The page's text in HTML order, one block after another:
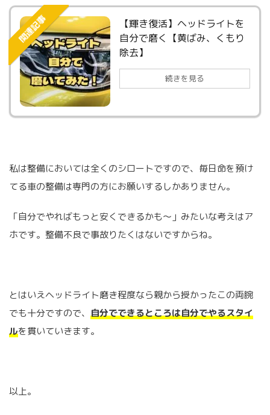
関連記事
【輝き復活】ヘッドライトを
自分で磨く【黄ばみ、くもり
除去】
続きを見る
私は整備においては全くのシロートですので、毎日命を預け
てる車の整備は専門の方にお願いするしかありません。
「自分でやればもっと安くできるかも〜」みたいな考えはア
ホです。整備不良で事故りたくはないですからね。
とはいえヘッドライト磨き程度なら親から授かったこの両腕
でも十分ですので、 自分でできるところは自分でやるスタイ
ルを貫いていきます。
以上。